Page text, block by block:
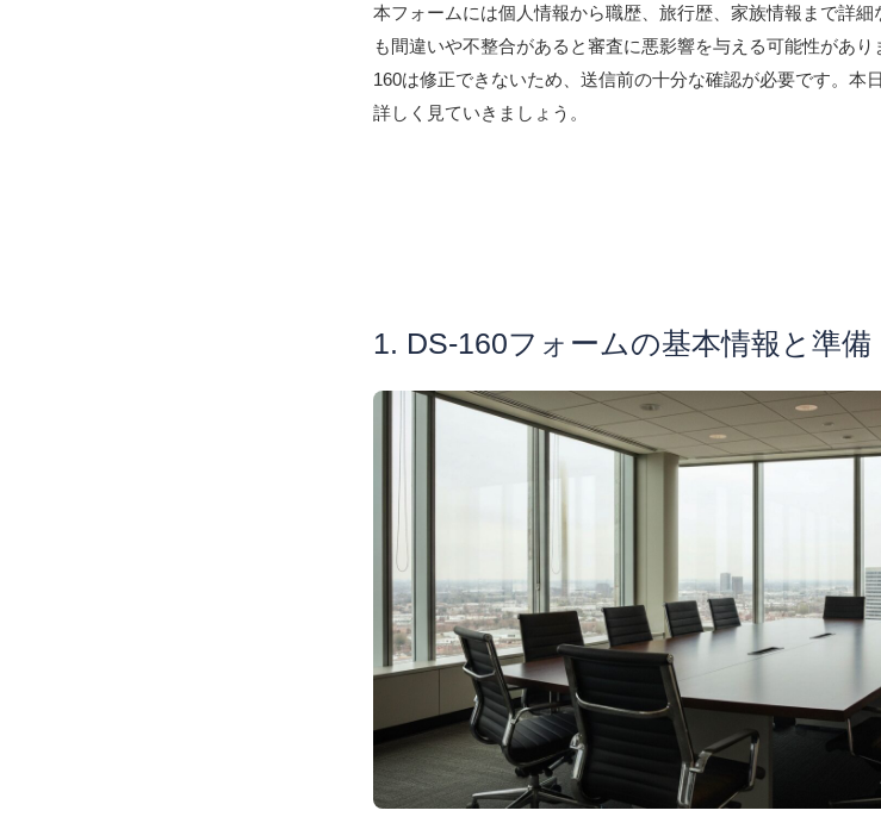
本フォームには個人情報から職歴、旅行歴、家族情報まで詳
も間違いや不整合があると審査に悪影響を与える可能性があ
160は修正できないため、送信前の十分な確認が必要です。本
詳しく見ていきましょう。
1. DS-160フォームの基本情報と準備